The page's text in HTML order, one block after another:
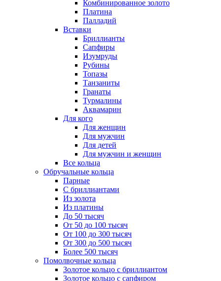
Комбинированное золото
Платина
Палладий
Вставки
Бриллианты
Сапфиры
Изумруды
Рубины
Топазы
Танзаниты
Гранаты
Турмалины
Аквамарин
Для кого
Для женщин
Для мужчин
Для детей
Для мужчин и женщин
Все кольца
Обручальные кольца
Парные
С бриллиантами
Из золота
Из платины
До 50 тысяч
От 50 до 100 тысяч
От 100 до 300 тысяч
От 300 до 500 тысяч
Более 500 тысяч
Помолвочные кольца
Золотое кольцо с бриллиантом
Золотое кольцо с сапфиром